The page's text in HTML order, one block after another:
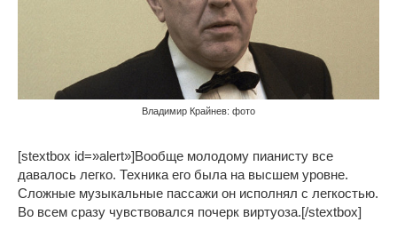
Владимир Крайнев: фото
[stextbox id=»alert»]Вообще молодому пианисту все
давалось легко. Техника его была на высшем уровне.
Сложные музыкальные пассажи он исполнял с легкостью.
Во всем сразу чувствовался почерк виртуоза.[/stextbox]